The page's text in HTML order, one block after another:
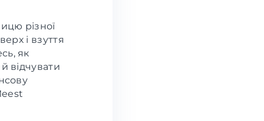
різної
і взуття
як
відчувати